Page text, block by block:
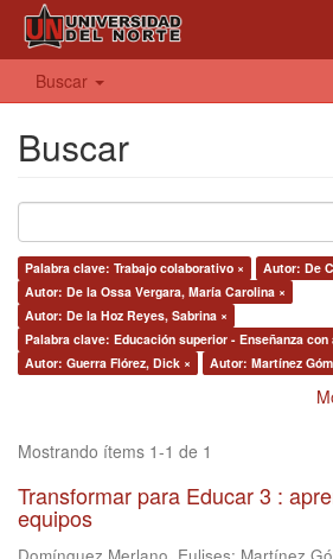
Buscar
Buscar
Palabra clave: Trabajo colaborativo ×
Autor: De
Autor: De la Ossa Vergara, María Carolina ×
Autor: De la Hoz Reyes, Sabrina ×
Palabra clave: Educación superior - Enseñanza con
Autor: Guerra Flórez, Dick ×
Autor: Martínez
Mostrando ítems 1-1 de 1
Transformar para Educar 3 :
equipos